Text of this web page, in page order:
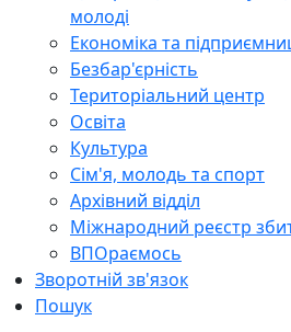
молоді
Економіка та
Безбар'єрність
Територіальний центр
Освіта
Культура
Сім'я, молодь та спорт
Архівний відділ
Міжнародний реєстр
ВПОраємось
Зворотній зв'язок
Пошук